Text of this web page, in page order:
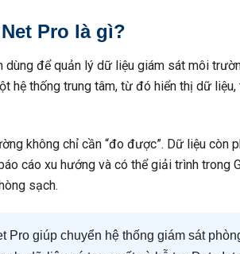
Pro là gì?
để quản lý dữ liệu giám sát môi
hệ thống trung tâm, từ đó hiển thị dữ
không chỉ cần “đo được”. Dữ liệu còn
cáo xu hướng và có thể giải trình trong
sạch.
Pro giúp chuyển hệ thống giám sát